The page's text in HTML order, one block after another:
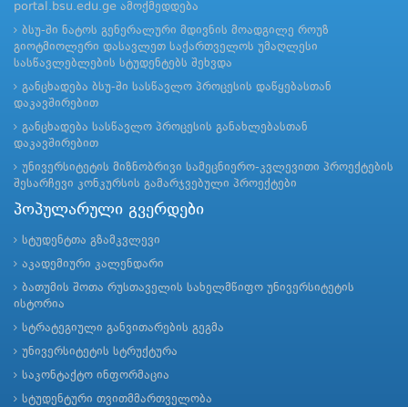
portal.bsu.edu.ge ამოქმედდება
ბსუ-ში ნატოს გენერალური მდივნის მოადგილე როუზ
გიოტმიოლერი დასავლეთ საქართველოს უმაღლესი
სასწავლებლების სტუდენტებს შეხვდა
განცხადება ბსუ-ში სასწავლო პროცესის დაწყებასთან
დაკავშირებით
განცხადება სასწავლო პროცესის განახლებასთან
დაკავშირებით
უნივერსიტეტის მიზნობრივი სამეცნიერო-კვლევითი პროექტების
შესარჩევი კონკურსის გამარჯვებული პროექტები
პოპულარული გვერდები
სტუდენტთა გზამკვლევი
აკადემიური კალენდარი
ბათუმის შოთა რუსთაველის სახელმწიფო უნივერსიტეტის
ისტორია
სტრატეგიული განვითარების გეგმა
უნივერსიტეტის სტრუქტურა
საკონტაქტო ინფორმაცია
სტუდენტური თვითმმართველობა